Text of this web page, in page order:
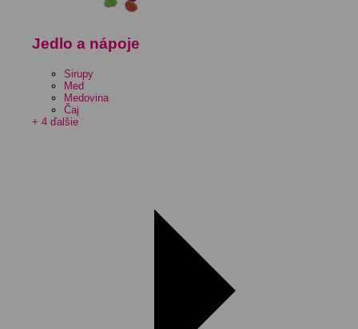
Jedlo a nápoje
Sirupy
Med
Medovina
Čaj
+ 4 ďalšie